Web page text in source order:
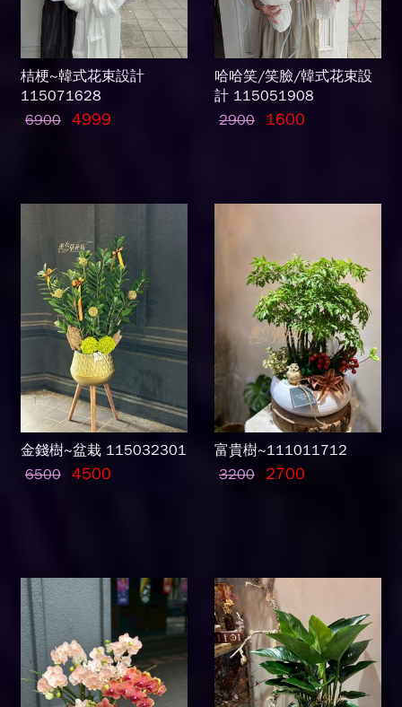
桔梗~韓式花束設計
115071628
6900 4999
哈哈笑/笑臉/韓式花束設
計 115051908
2900
1600
金錢樹~盆栽 115032301
6500 4500
富貴樹~111011712
3200
2700